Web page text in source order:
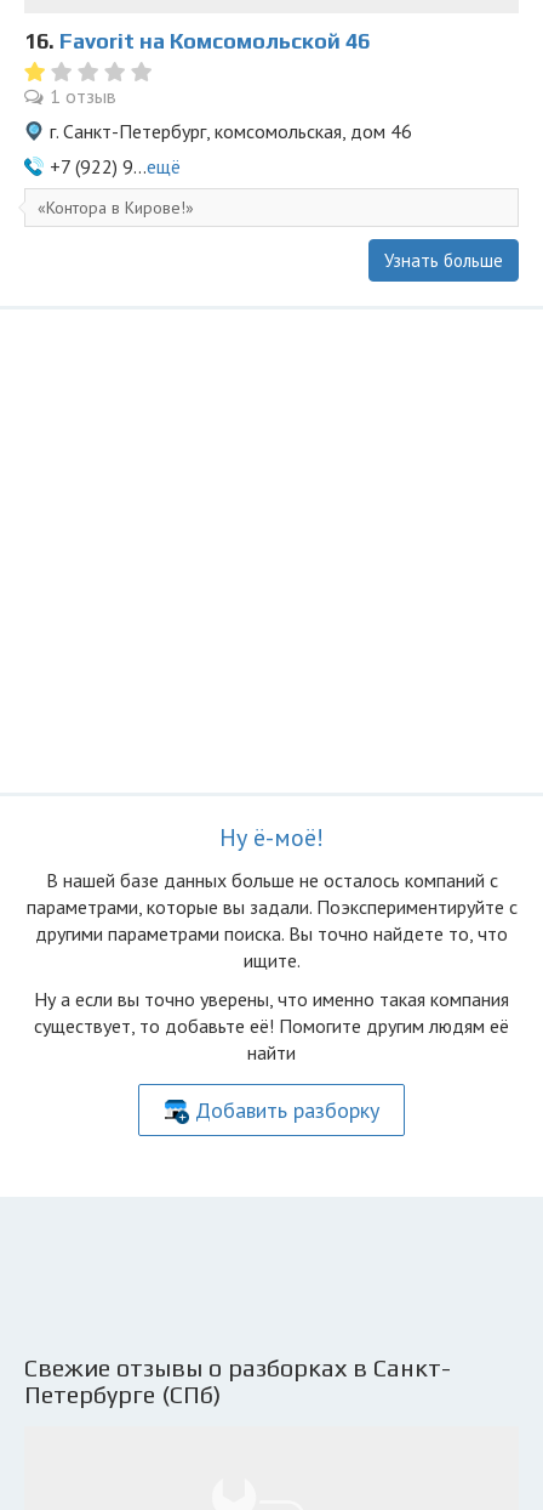
16. Favorit на Комсомольской 46
1 отзыв
г. Санкт-Петербург, комсомольская, дом 46
+7 (922) 9...ещё
Контора в Кирове!
Узнать больше
Ну ё-моё!
В нашей базе данных больше не осталоcь компаний с
параметрами, которые вы задали. Поэкспериментируйте с
другими параметрами поиска. Вы точно найдете то, что
ищите.
Ну а если вы точно уверены, что именно такая компания
существует, то добавьте её! Помогите другим людям её
найти
Добавить разборку
Свежие отзывы о разборках в Санкт-
Петербурге (СПб)